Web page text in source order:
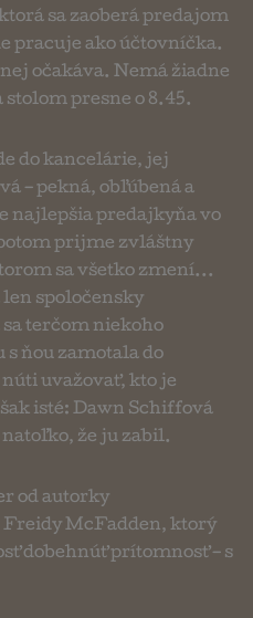
sa zaoberá predajom
pracuje ako účtovníčka.
očakáva. Nemá žiadne
presne o 8.45.
do kancelárie, jej
– pekná, obľúbená a
najlepšia predajkyňa vo
prijme zvláštny
sa všetko zmení...
len spoločensky
sa terčom niekoho
s ňou zamotala do
uvažovať, kto je
isté: Dawn Schiffová
že ju zabil.
od autorky
McFadden, ktorý
dobehnúť prítomnosť – s